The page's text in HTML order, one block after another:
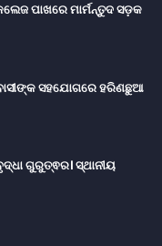
ପାଖରେ ମାର୍ମନ୍ତୁଦ ସଡ଼କ
ବାସୀଙ୍କ ସହଯୋଗରେ ହରିଣଛୁଆ
ଗୁରୁତ୍ଵର। ସ୍ଥାନୀୟ